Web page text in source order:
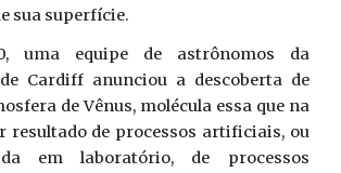
sua superfície.
uma equipe de astrônomos da
Cardiff anunciou a descoberta de
de Vênus, molécula essa que na
resultado de processos artificiais, ou
em laboratório, de processos